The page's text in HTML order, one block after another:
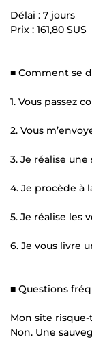
Délai : 7 jours
Prix : 161,80 $US
■ Comment se
1. Vous passez
2. Vous
3. Je réalise
4. Je procède à
5. Je réalise les
6. Je vous livre
■ Questions
Mon site risque-
Non. Une